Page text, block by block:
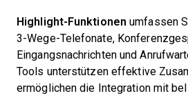
Highlight-Funktionen umfassen
3-Wege-Telefonate,
Eingangsnachrichten und
Tools unterstützen effektive
ermöglichen die Integration mit